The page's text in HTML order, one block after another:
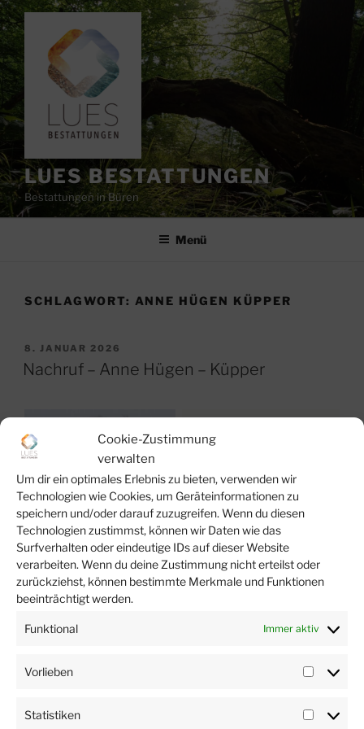
Cookie-Zustimmung
verwalten
Um dir ein optimales Erlebnis zu bieten, verwenden wir
Technologien wie Cookies, um Geräteinformationen zu
speichern und/oder darauf zuzugreifen. Wenn du diesen
Technologien zustimmst, können wir Daten wie das
Surfverhalten oder eindeutige IDs auf dieser Website
verarbeiten. Wenn du deine Zustimmung nicht erteilst oder
zurückziehst, können bestimmte Merkmale und Funktionen
beeinträchtigt werden.
Funktional Immer aktiv
Vorlieben
Statistiken
Zum
Inhalt
springen
LUES BESTATTUNGEN
Bestattungen in Büren
Menü
SCHLAGWORT: ANNE HÜGEN KÜPPER
VERÖFFENTLICHT
AM
8. JANUAR 2026
Nachruf – Anne Hügen – Küpper